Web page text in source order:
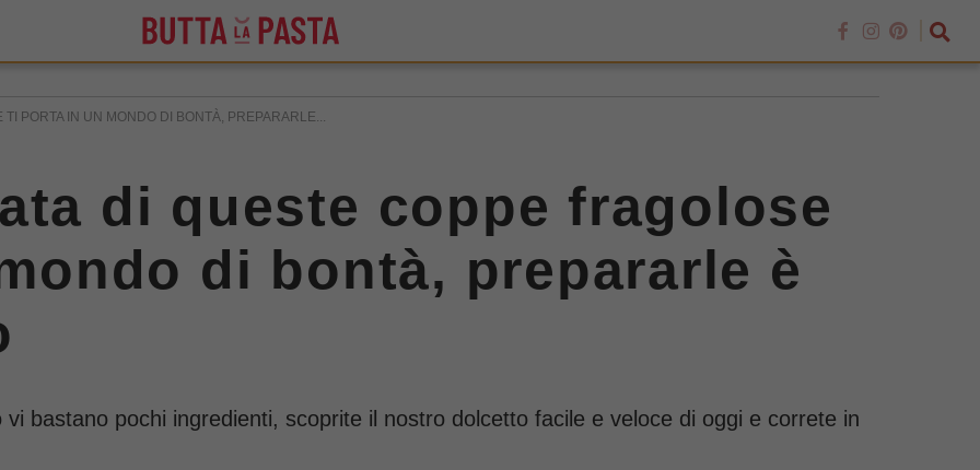
PORTA IN UN MONDO DI BONTÀ, PREPARARLE...
di queste coppe fragolose
di bontà, prepararle è
bastano pochi ingredienti, scoprite il nostro dolcetto facile e veloce di oggi e correte in